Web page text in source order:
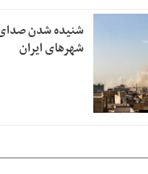
شنیده شدن
شهرهای ایران